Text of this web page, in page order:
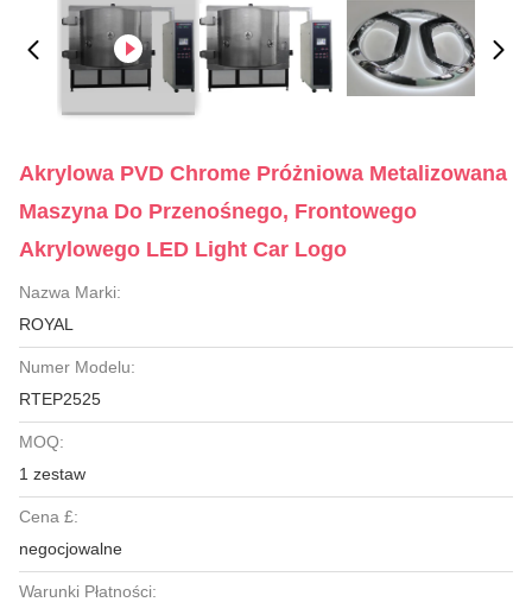
Akrylowa PVD Chrome Próżniowa Metalizowana
Maszyna Do Przenośnego, Frontowego
Akrylowego LED Light Car Logo
Nazwa Marki:
ROYAL
Numer Modelu:
RTEP2525
MOQ:
1 zestaw
Cena £:
negocjowalne
Warunki Płatności: